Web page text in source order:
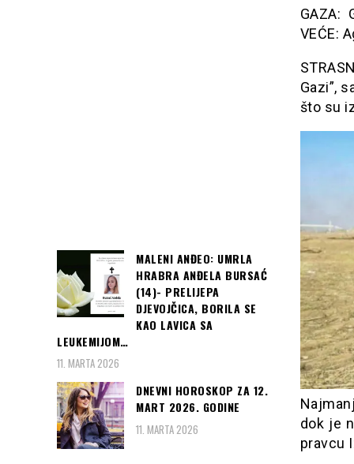
GAZA:
VEĆE:
Gazi”,
što su
dok je
pravcu
MALENI ANĐEO: UMRLA
HRABRA ANĐELA BURSAĆ
(14)- PRELIJEPA
DJEVOJČICA, BORILA SE
KAO LAVICA SA
LEUKEMIJOM…
11. MARTA 2026
DNEVNI HOROSKOP ZA 12.
MART 2026. GODINE
11. MARTA 2026